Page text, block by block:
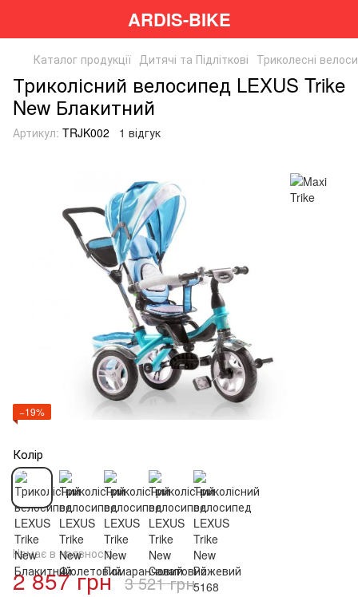
ARDIS-BIKE
Каталог продукції Дитячі та Підліткові Триколесні
Триколісний велосипед LEXUS Trike
New Блакитний
Артикул: TRJK002 1 відгук
−19%
Колір
Немає в наявності
2 857 грн 3 521 грн